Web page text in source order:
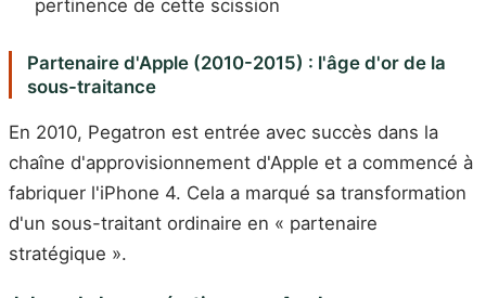
pertinence de cette scission
Partenaire d'Apple (2010-2015) : l'âge d'or de la
sous-traitance
En 2010, Pegatron est entrée avec succès dans la
chaîne d'approvisionnement d'Apple et a commencé à
fabriquer l'iPhone 4. Cela a marqué sa transformation
d'un sous-traitant ordinaire en « partenaire
stratégique ».